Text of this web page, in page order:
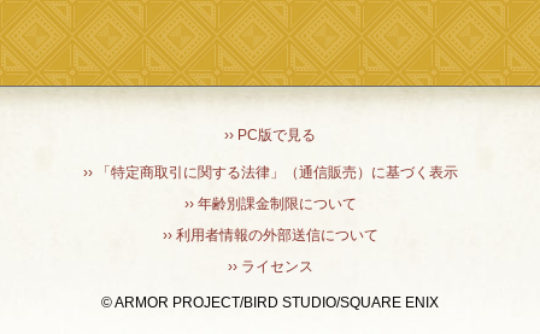
›› PC版で見る
›› 「特定商取引に関する法律」（通信販売）に基づく表示
›› 年齢別課金制限について
›› 利用者情報の外部送信について
›› ライセンス
© ARMOR PROJECT/BIRD STUDIO/SQUARE ENIX